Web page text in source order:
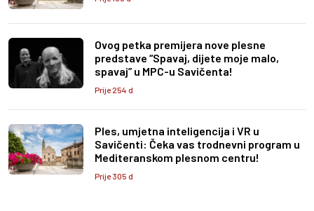
Ovog petka premijera nove plesne
predstave “Spavaj, dijete moje malo,
spavaj” u MPC-u Savičenta!
Prije 254 d
Ples, umjetna inteligencija i VR u
Savičenti: Čeka vas trodnevni program u
Mediteranskom plesnom centru!
Prije 305 d